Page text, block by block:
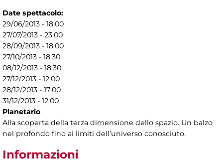
Date spettacolo:
29/06/2013 - 18:00
27/07/2013 - 23:00
28/09/2013 - 18:00
27/10/2013 - 18:30
08/12/2013 - 18:30
27/12/2013 - 12:00
28/12/2013 - 17:00
31/12/2013 - 12:00
Planetario
Alla scoperta della terza dimensione dello spazio. Un balzo
nel profondo fino ai limiti dell’universo conosciuto.
Informazioni